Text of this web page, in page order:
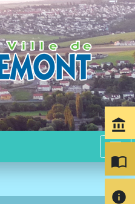
menu
account_balance
import_contacts
info